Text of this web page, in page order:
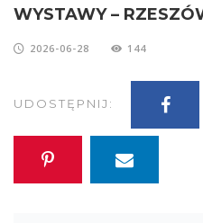
WYSTAWY –
2026-06-28 144
UDOSTĘPNIJ: